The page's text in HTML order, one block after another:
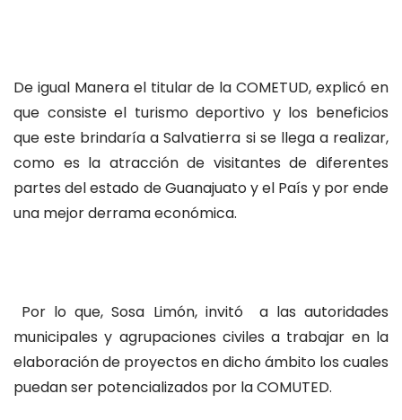
De igual Manera el titular de la COMETUD, explicó en
que consiste el turismo deportivo y los beneficios
que este brindaría a Salvatierra si se llega a realizar,
como es la atracción de visitantes de diferentes
partes del estado de Guanajuato y el País y por ende
una mejor derrama económica.
Por lo que, Sosa Limón, invitó a las autoridades
municipales y agrupaciones civiles a trabajar en la
elaboración de proyectos en dicho ámbito los cuales
puedan ser potencializados por la COMUTED.